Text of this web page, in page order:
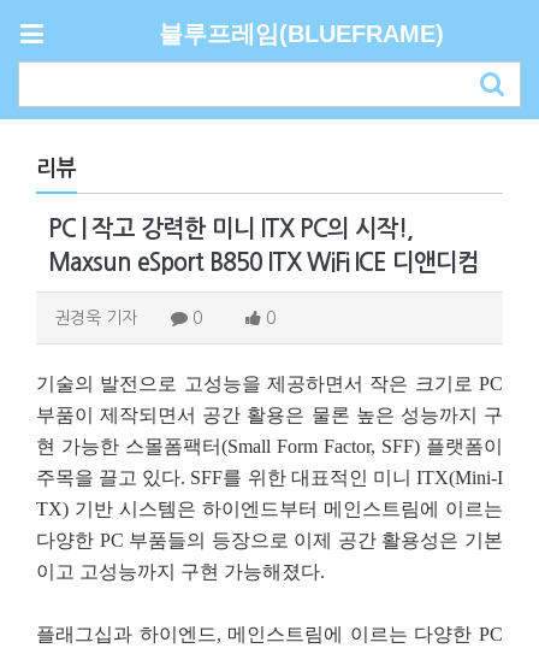
블루프레임(BLUEFRAME)
리뷰
PC | 작고 강력한 미니 ITX PC의 시작!,
Maxsun eSport B850 ITX WiFi ICE 디앤디컴
권경욱 기자 0 0
기술의 발전으로 고성능을 제공하면서 작은 크기로 PC
부품이 제작되면서 공간 활용은 물론 높은 성능까지 구
현 가능한 스몰폼팩터(Small Form Factor, SFF) 플랫폼이
주목을 끌고 있다. SFF를 위한 대표적인 미니 ITX(Mini-I
TX) 기반 시스템은 하이엔드부터 메인스트림에 이르는
다양한 PC 부품들의 등장으로 이제 공간 활용성은 기본
이고 고성능까지 구현 가능해졌다.
플래그십과 하이엔드, 메인스트림에 이르는 다양한 PC